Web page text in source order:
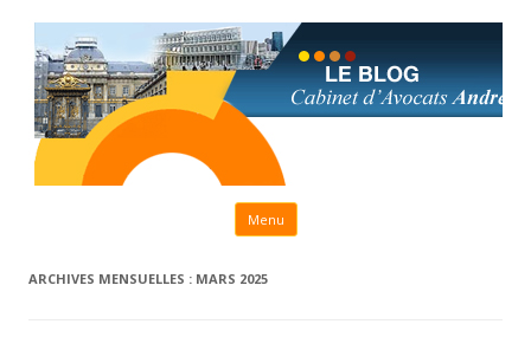
Menu Aller au contenu principal
ARCHIVES MENSUELLES : MARS 2025